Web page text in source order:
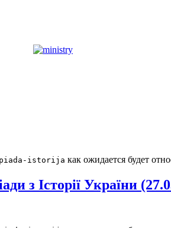
istorija как ожидается будет
з Історії України